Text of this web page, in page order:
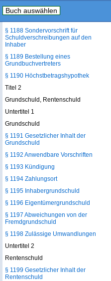
Buch auswählen
§ 1187 Sicherungshypothek für
§ 1188 Sondervorschrift für
Schuldverschreibungen auf den
Inhaber
§ 1189 Bestellung eines
Grundbuchvertreters
§ 1190 Höchstbetragshypothek
Titel 2
Grundschuld, Rentenschuld
Untertitel 1
Grundschuld
§ 1191 Gesetzlicher Inhalt der
Grundschuld
§ 1192 Anwendbare Vorschriften
§ 1193 Kündigung
§ 1194 Zahlungsort
§ 1195 Inhabergrundschuld
§ 1196 Eigentümergrundschuld
§ 1197 Abweichungen von der
Fremdgrundschuld
§ 1198 Zulässige Umwandlungen
Untertitel 2
Rentenschuld
§ 1199 Gesetzlicher Inhalt der
Rentenschuld